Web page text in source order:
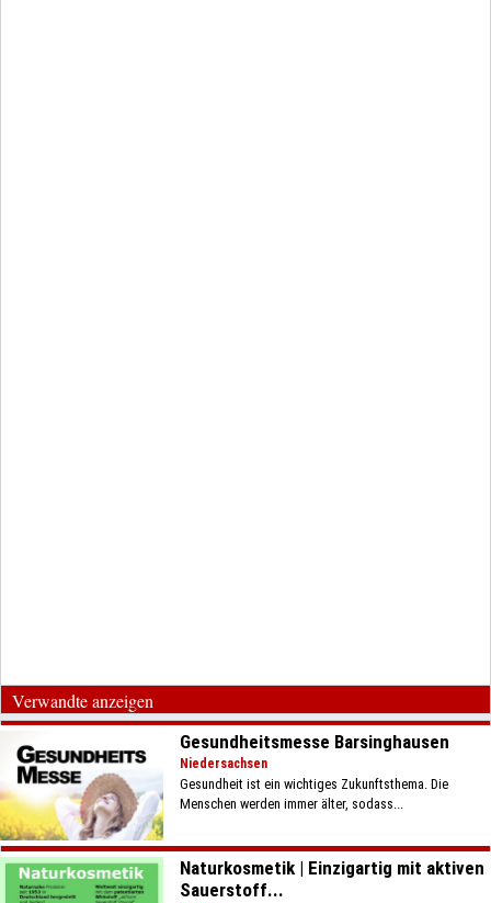
Verwandte anzeigen
Gesundheitsmesse Barsinghausen
Niedersachsen
Gesundheit ist ein wichtiges Zukunftsthema. Die
Menschen werden immer älter, sodass...
Naturkosmetik | Einzigartig mit aktiven
Sauerstoff...